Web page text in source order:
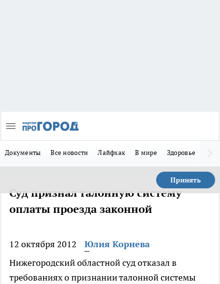
Документы Все новости Лайфхак В мире Здоровье
Принять
Суд признал талонную систему
оплаты проезда законной
12 октября 2012
Юлия Корнева
Нижегородский областной суд отказал в
требованиях о признании талонной системы